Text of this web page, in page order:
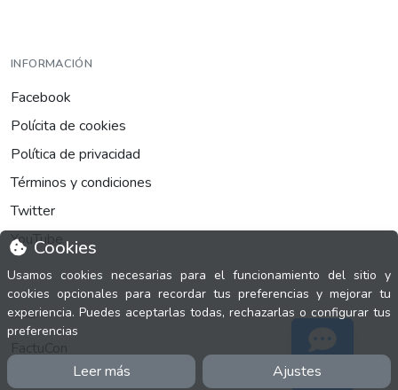
Cookies
Usamos cookies necesarias para el funcionamiento del sitio y
cookies opcionales para recordar tus preferencias y mejorar tu
experiencia. Puedes aceptarlas todas, rechazarlas o configurar tus
preferencias
Leer más Ajustes
INFORMACIÓN
Facebook
Polícita de cookies
Política de privacidad
Términos y condiciones
Twitter
YouTube
MÁS
Normativa de facturación
Soporte